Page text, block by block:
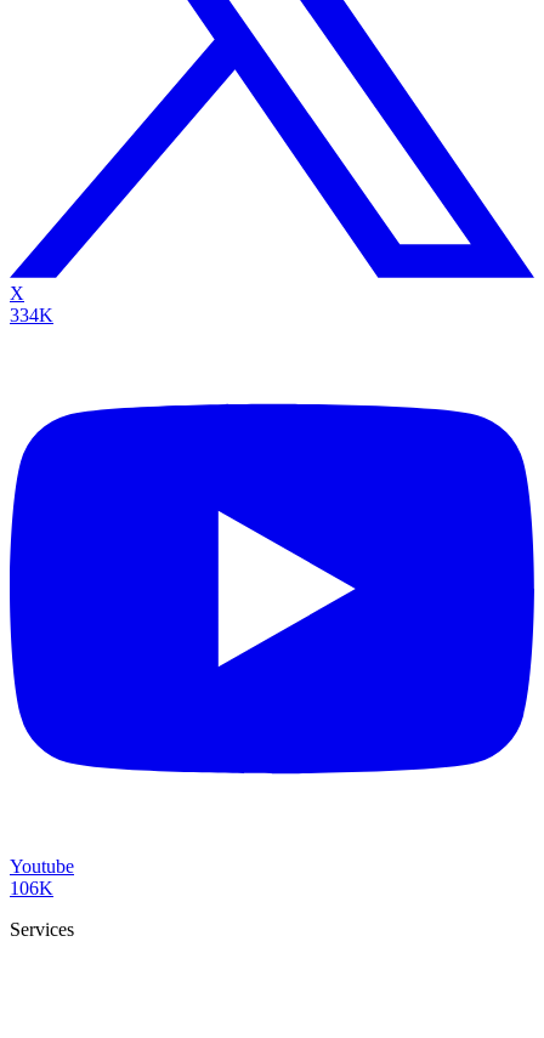
X
334K
Youtube
106K
Services